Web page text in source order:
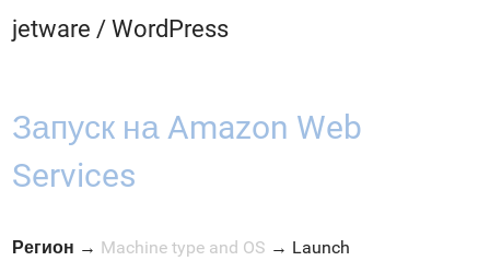
jetware / WordPress
Запуск на Amazon Web
Services
Регион → Machine type and OS → Launch